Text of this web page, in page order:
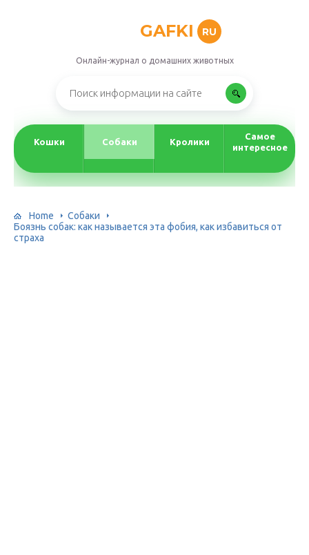
GAFKI RU
Онлайн-журнал о домашних животных
Кошки Собаки Кролики
Самое
интересное
Home
Собаки
Боязнь собак: как называется эта фобия, как избавиться от
страха